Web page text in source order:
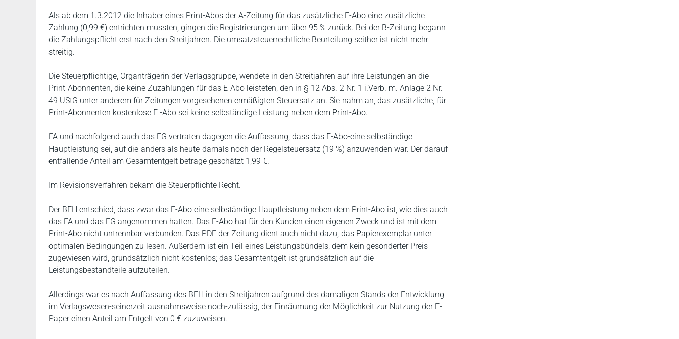
Als ab dem 1.3.2012 die Inhaber eines Print-Abos der A-Zeitung für das zusätzliche E-Abo eine zusätzliche
Zahlung (0,99 €) entrichten mussten, gingen die Registrierungen um über 95 % zurück. Bei der B-Zeitung begann
die Zahlungspflicht erst nach den Streitjahren. Die umsatzsteuerrechtliche Beurteilung seither ist nicht mehr
streitig.
Die Steuerpflichtige, Organträgerin der Verlagsgruppe, wendete in den Streitjahren auf ihre Leistungen an die
Print-Abonnenten, die keine Zuzahlungen für das E-Abo leisteten, den in § 12 Abs. 2 Nr. 1 i.Verb. m. Anlage 2 Nr.
49 UStG unter anderem für Zeitungen vorgesehenen ermäßigten Steuersatz an. Sie nahm an, das zusätzliche, für
Print-Abonnenten kostenlose E -Abo sei keine selbständige Leistung neben dem Print-Abo.
FA und nachfolgend auch das FG vertraten dagegen die Auffassung, dass das E-Abo-eine selbständige
Hauptleistung sei, auf die-anders als heute-damals noch der Regelsteuersatz (19 %) anzuwenden war. Der darauf
entfallende Anteil am Gesamtentgelt betrage geschätzt 1,99 €.
Im Revisionsverfahren bekam die Steuerpflichte Recht.
Der BFH entschied, dass zwar das E-Abo eine selbständige Hauptleistung neben dem Print-Abo ist, wie dies auch
das FA und das FG angenommen hatten. Das E-Abo hat für den Kunden einen eigenen Zweck und ist mit dem
Print-Abo nicht untrennbar verbunden. Das PDF der Zeitung dient auch nicht dazu, das Papierexemplar unter
optimalen Bedingungen zu lesen. Außerdem ist ein Teil eines Leistungsbündels, dem kein gesonderter Preis
zugewiesen wird, grundsätzlich nicht kostenlos; das Gesamtentgelt ist grundsätzlich auf die
Leistungsbestandteile aufzuteilen.
Allerdings war es nach Auffassung des BFH in den Streitjahren aufgrund des damaligen Stands der Entwicklung
im Verlagswesen-seinerzeit ausnahmsweise noch-zulässig, der Einräumung der Möglichkeit zur Nutzung der E-
Paper einen Anteil am Entgelt von 0 € zuzuweisen.